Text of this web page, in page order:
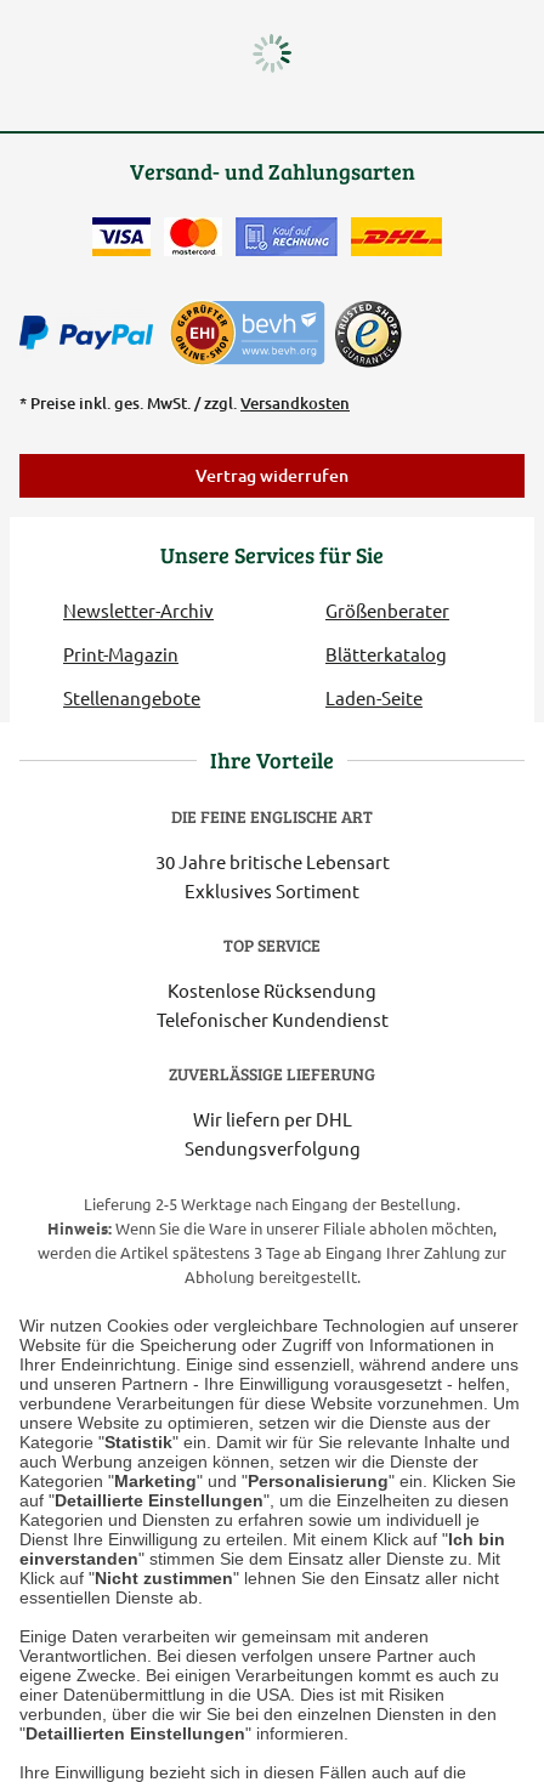
Wir nutzen Cookies oder vergleichbare Technologien auf unserer
Website für die Speicherung oder Zugriff von Informationen in
Ihrer Endeinrichtung. Einige sind essenziell, während andere uns
und unseren Partnern - Ihre Einwilligung vorausgesetzt - helfen,
verbundene Verarbeitungen für diese Website vorzunehmen. Um
unsere Website zu optimieren, setzen wir die Dienste aus der
Kategorie "Statistik" ein. Damit wir für Sie relevante Inhalte und
auch Werbung anzeigen können, setzen wir die Dienste der
Kategorien "Marketing" und "Personalisierung" ein. Klicken Sie
auf "Detaillierte Einstellungen", um die Einzelheiten zu diesen
Kategorien und Diensten zu erfahren sowie um individuell je
Dienst Ihre Einwilligung zu erteilen. Mit einem Klick auf "Ich bin
einverstanden" stimmen Sie dem Einsatz aller Dienste zu. Mit
Klick auf "Nicht zustimmen" lehnen Sie den Einsatz aller nicht
essentiellen Dienste ab.
Einige Daten verarbeiten wir gemeinsam mit anderen
Verantwortlichen. Bei diesen verfolgen unsere Partner auch
eigene Zwecke. Bei einigen Verarbeitungen kommt es auch zu
einer Datenübermittlung in die USA. Dies ist mit Risiken
verbunden, über die wir Sie bei den einzelnen Diensten in den
"Detaillierten Einstellungen" informieren.
Ihre Einwilligung bezieht sich in diesen Fällen auch auf die
Unsere Services für Sie
Newsletter-Archiv
Größenberater
Print-Magazin
Blätterkatalog
Stellenangebote
Laden-Seite
Versand- und Zahlungsarten
* Preise inkl. ges. MwSt. / zzgl.Versandkosten
Vertrag widerrufen
Ihre Vorteile
DIE FEINE ENGLISCHE ART
30 Jahre britische Lebensart
Exklusives Sortiment
TOP SERVICE
Kostenlose Rücksendung
Telefonischer Kundendienst
ZUVERLÄSSIGE LIEFERUNG
Wir liefern per DHL
Sendungsverfolgung
Lieferung 2-5 Werktage nach Eingang der Bestellung.
Hinweis:Wenn Sie die Ware in unserer Filiale abholen möchten,
werden die Artikel spätestens 3 Tage ab Eingang Ihrer Zahlung zur
Abholung bereitgestellt.
Unser Geschäft in Meckenheim
Auf dem Steinbüchel 6
53340 Meckenheim
Montag bis Samstag 9:00 Uhr bis 18:00 Uhr
weitere Information
Hier finden Sie uns im Netz
Cookie-Einstellungen in Ihrem Browser